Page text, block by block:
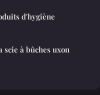
d'hygiène
scie à bûches uxon